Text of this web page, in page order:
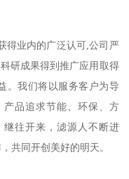
得业内的广泛认可,公司严
研成果得到推广应用取得
。我们将以服务客户为导
品追求节能、环保、方
往开来，滤源人不断进
共同开创美好的明天。